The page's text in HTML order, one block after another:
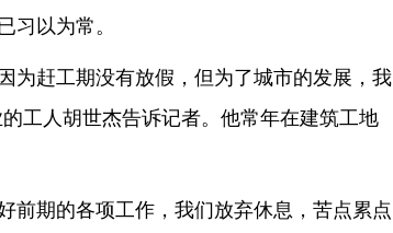
以为常。
为赶工期没有放假，但为了城市的发展，我
工人胡世杰告诉记者。他常年在建筑工地
前期的各项工作，我们放弃休息，苦点累点